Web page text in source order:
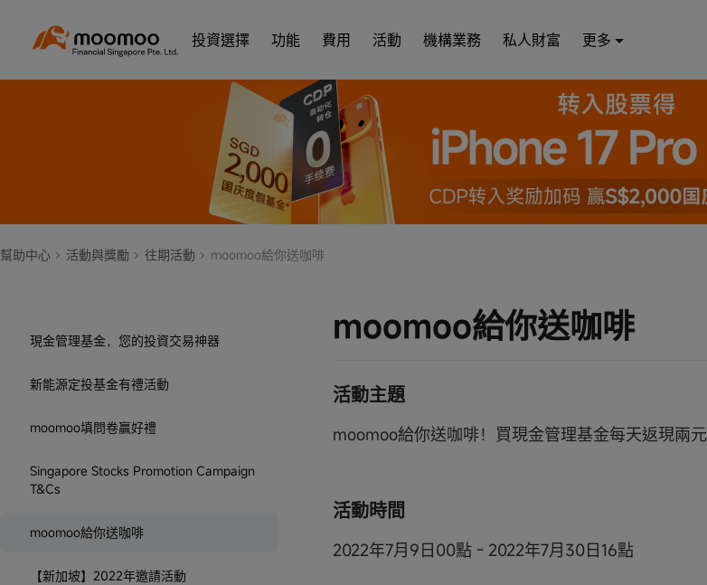
投資選擇 功能 費用 活動 機構業務 私人財富 更多
幫助中心 活動與獎勵 往期活動 moomoo給你送咖啡
2022年7月16日線下講座優惠
moomoo 0費率買基金 限時買S$500返
2022
現金管理基金，您的投資交易神器
新能源定投基金有禮活動
moomoo填問卷贏好禮
Singapore Stocks Promotion Campaign
T&Cs
moomoo給你送咖啡
【新加坡】2022年邀請活動
moomoo給你送咖啡
活動主題
moomoo給你送咖啡！買現金管理基金每天返現兩元
活動時間
2022年7月9日00點 - 2022年7月30日16點